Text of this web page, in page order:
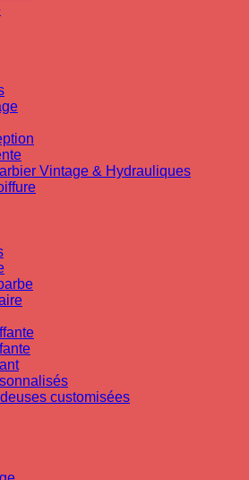
Vintage & Hydrauliques
customisées